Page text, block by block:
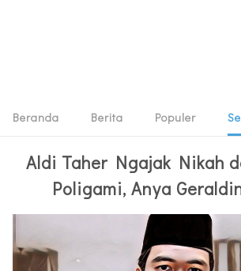
Beranda Berita Populer
Aldi Taher Ngajak Nikah
Poligami, Anya